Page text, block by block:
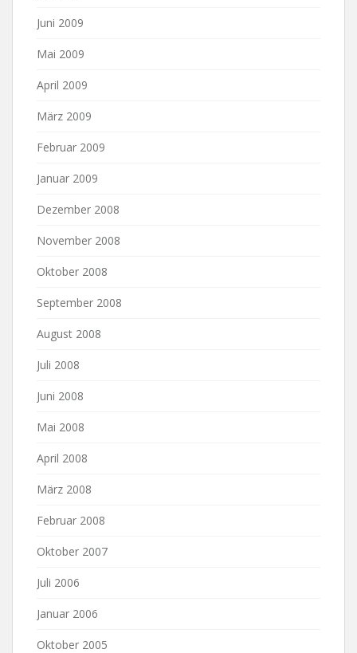
Juni 2009
Mai 2009
April 2009
März 2009
Februar 2009
Januar 2009
Dezember 2008
November 2008
Oktober 2008
September 2008
August 2008
Juli 2008
Juni 2008
Mai 2008
April 2008
März 2008
Februar 2008
Oktober 2007
Juli 2006
Januar 2006
Oktober 2005